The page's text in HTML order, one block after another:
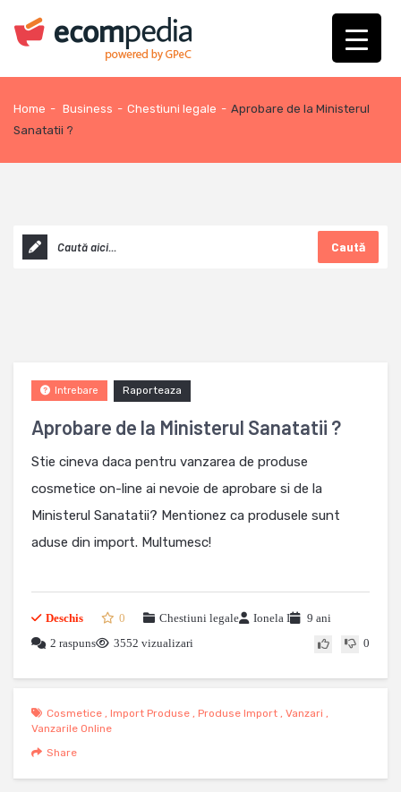
Home - Business - Chestiuni legale - Aprobare de la Ministerul
Sanatatii ?
Caută
Aprobare de la Ministerul Sanatatii ?
Raporteaza
Intrebare
Stie cineva daca pentru vanzarea de produse
cosmetice on-line ai nevoie de aprobare si de la
Ministerul Sanatatii? Mentionez ca produsele sunt
aduse din import. Multumesc!
Deschis 0 Chestiuni legale Ionela I
9 ani
2 raspuns
3552 vizualizari 0
Cosmetice , Import Produse , Produse Import , Vanzari ,
Vanzarile Online
Share